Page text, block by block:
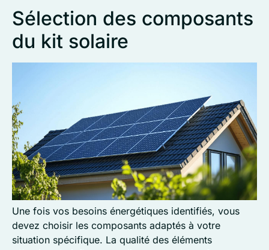
Sélection des composants
du kit solaire
Une fois vos besoins énergétiques identifiés, vous
devez choisir les composants adaptés à votre
situation spécifique. La qualité des éléments